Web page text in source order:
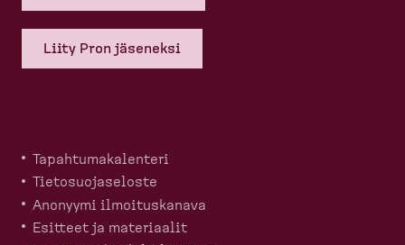
Liity Pron jäseneksi
Tapahtu­ma­ka­lenteri
Tietosuo­ja­seloste
Anonyymi ilmoitus­kanava
Esitteet ja materiaalit